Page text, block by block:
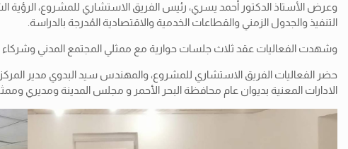
وعرض الأستاذ الدكتور أحمد يسري، رئيس الفريق الاستشاري للمشروع، الرؤية
التنفيذ والجدول الزمني والقطاعات الخدمية والاقتصادية المُدرجة بالدراسة.
وشهدت الفعاليات عقد ثلاث جلسات حوارية مع ممثلي المجتمع المدني وشركاء
حضر الفعاليات الفريق الاستشاري للمشروع، والمهندس سيد البدوي مدير
الادارات المعنية بديوان عام محافظة البحر الأحمر و مجلس المدينة ومديري